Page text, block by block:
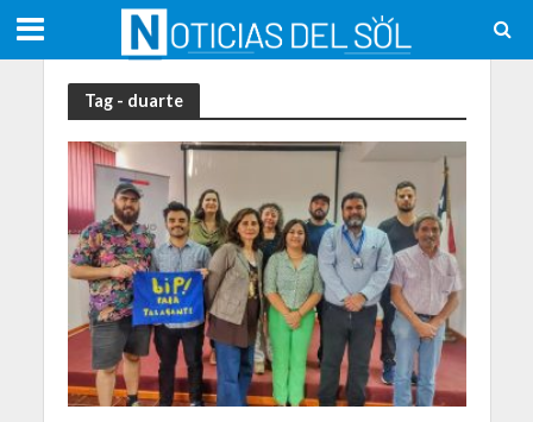
Tag - duarte